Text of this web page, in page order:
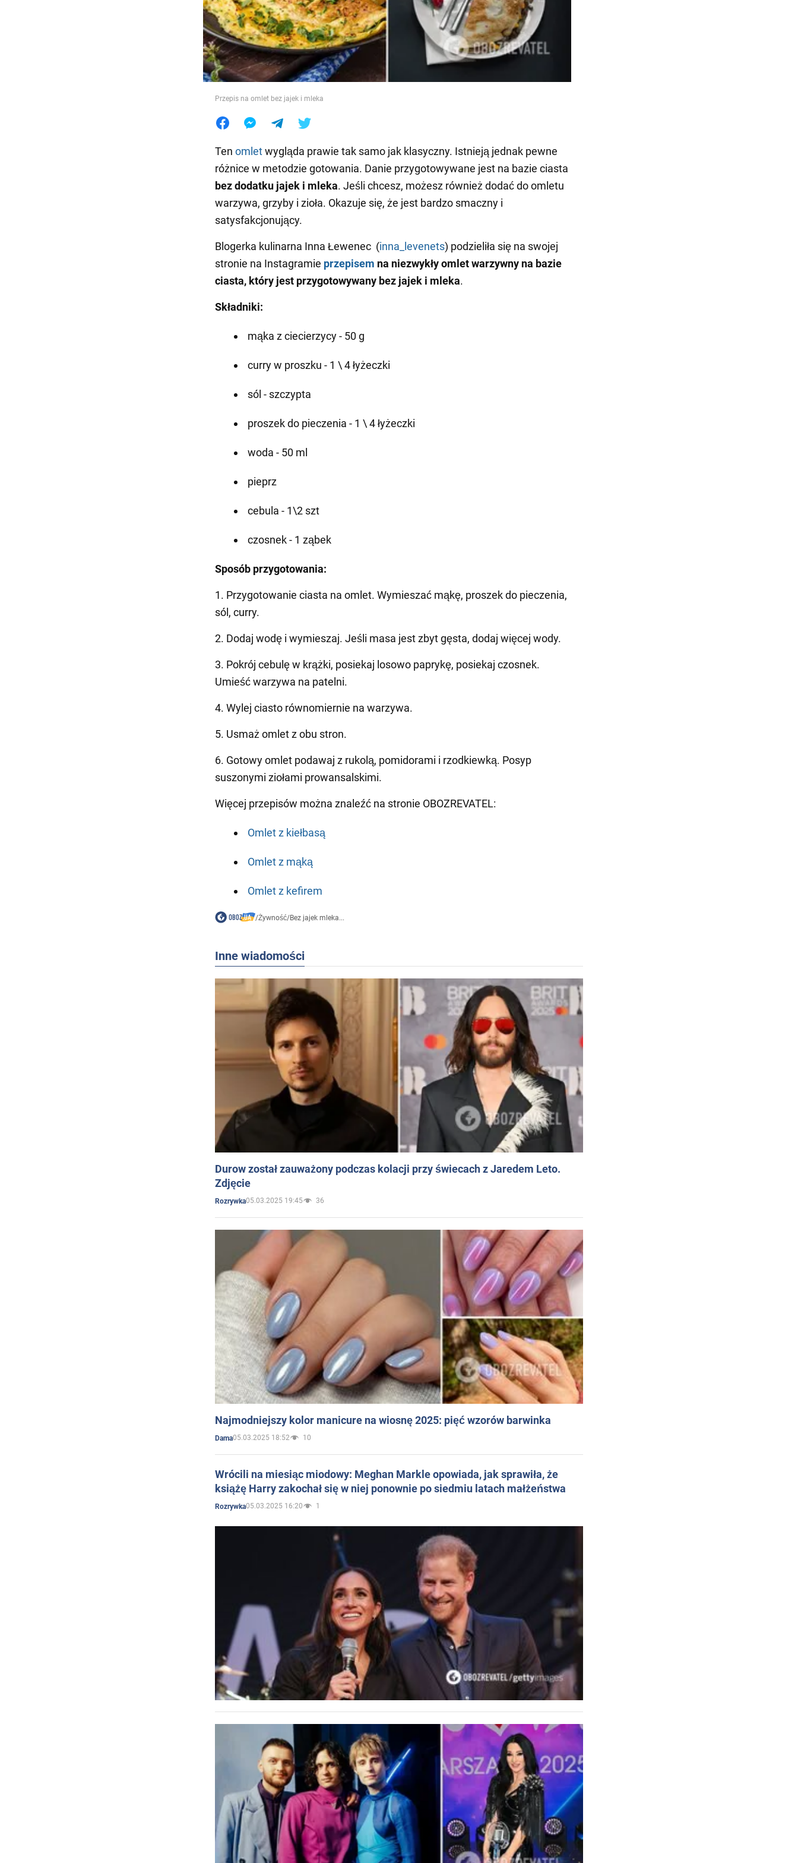
Jedzenie
Przepis na omlet bez jajek i mleka
Ten omletwygląda prawie tak samo jak klasyczny. Istnieją jednak pewne
różnice w metodzie gotowania. Danie przygotowywane jest na bazie ciasta
bez dodatku jajek i mleka. Jeśli chcesz, możesz również dodać do omletu
warzywa, grzyby i zioła. Okazuje się, że jest bardzo smaczny i
satysfakcjonujący.
Blogerka kulinarna Inna Łewenec (inna_levenets) podzieliła się na swojej
stronie na Instagramie przepisem na niezwykły omlet warzywny na bazie
ciasta, który jest przygotowywany bez jajek i mleka.
Składniki:
mąka z ciecierzycy - 50 g
curry w proszku - 1 \ 4 łyżeczki
sól - szczypta
proszek do pieczenia - 1 \ 4 łyżeczki
woda - 50 ml
pieprz
cebula - 1\2 szt
czosnek - 1 ząbek
Sposób przygotowania:
1. Przygotowanie ciasta na omlet. Wymieszać mąkę, proszek do pieczenia,
sól, curry.
2. Dodaj wodę i wymieszaj. Jeśli masa jest zbyt gęsta, dodaj więcej wody.
3. Pokrój cebulę w krążki, posiekaj losowo paprykę, posiekaj czosnek.
Umieść warzywa na patelni.
4. Wylej ciasto równomiernie na warzywa.
5. Usmaż omlet z obu stron.
6. Gotowy omlet podawaj z rukolą, pomidorami i rzodkiewką. Posyp
suszonymi ziołami prowansalskimi.
Więcej przepisów można znaleźć na stronie OBOZREVATEL:
Omlet z kiełbasą
Omlet z mąką
Omlet z kefirem
/Żywność/Bez jajek mleka...
Inne wiadomości
Durow został zauważony podczas kolacji przy świecach z Jaredem Leto.
Zdjęcie
Rozrywka05.03.2025 19:45 36
Najmodniejszy kolor manicure na wiosnę 2025: pięć wzorów barwinka
Dama05.03.2025 18:52 10
Wrócili na miesiąc miodowy: Meghan Markle opowiada, jak sprawiła, że
książę Harry zakochał się w niej ponownie po siedmiu latach małżeństwa
Rozrywka05.03.2025 16:20 1